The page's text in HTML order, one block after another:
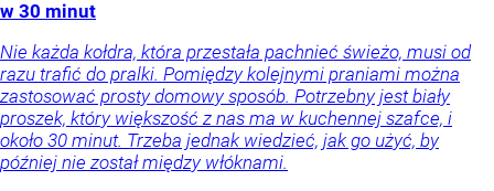
w 30 minut
Nie każda kołdra, która przestała pachnieć świeżo, musi od
razu trafić do pralki. Pomiędzy kolejnymi praniami można
zastosować prosty domowy sposób. Potrzebny jest biały
proszek, który większość z nas ma w kuchennej szafce, i
około 30 minut. Trzeba jednak wiedzieć, jak go użyć, by
później nie został między włóknami.